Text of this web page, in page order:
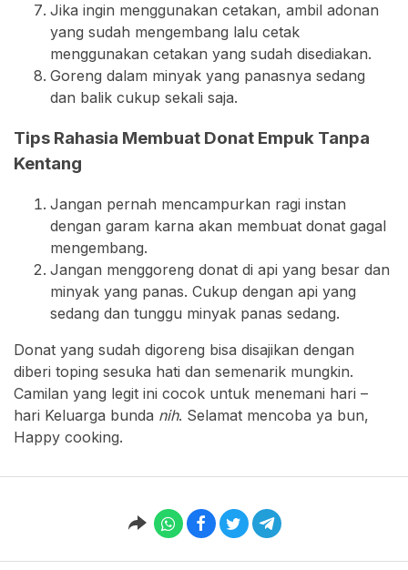
Jika ingin menggunakan cetakan, ambil adonan
yang sudah mengembang lalu cetak
menggunakan cetakan yang sudah disediakan.
Goreng dalam minyak yang panasnya sedang
dan balik cukup sekali saja.
Tips Rahasia Membuat Donat Empuk Tanpa
Kentang
Jangan pernah mencampurkan ragi instan
dengan garam karna akan membuat donat gagal
mengembang.
Jangan menggoreng donat di api yang besar dan
minyak yang panas. Cukup dengan api yang
sedang dan tunggu minyak panas sedang.
Donat yang sudah digoreng bisa disajikan dengan
diberi toping sesuka hati dan semenarik mungkin.
Camilan yang legit ini cocok untuk menemani hari –
hari Keluarga bunda nih. Selamat mencoba ya bun,
Happy cooking.